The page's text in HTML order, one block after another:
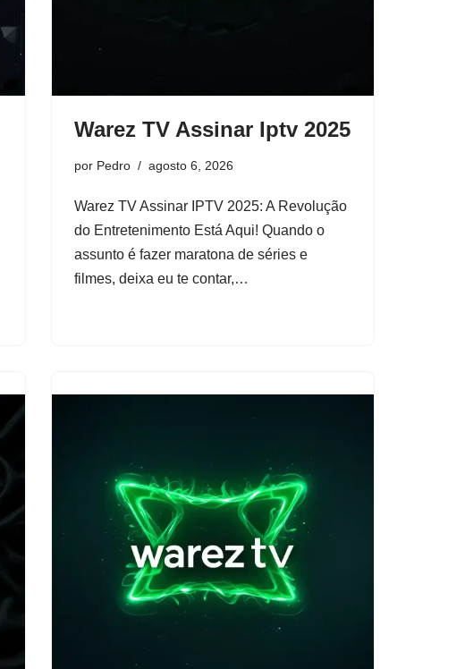
Warez TV Assinar Iptv 2025
por Pedro agosto 6, 2026
Warez TV Assinar IPTV 2025: A Revolução
do Entretenimento Está Aqui! Quando o
assunto é fazer maratona de séries e
filmes, deixa eu te contar,…